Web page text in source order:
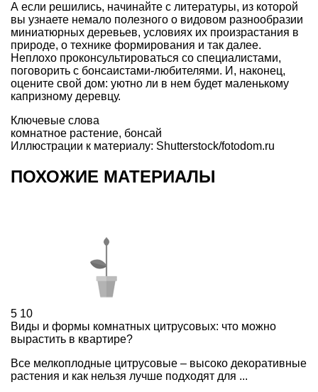
А если решились, начинайте с литературы, из которой
вы узнаете немало полезного о видовом разнообразии
миниатюрных деревьев, условиях их произрастания в
природе, о технике формирования и так далее.
Неплохо проконсультироваться со специалистами,
поговорить с бонсаистами-любителями. И, наконец,
оцените свой дом: уютно ли в нем будет маленькому
капризному деревцу.
Ключевые слова
комнатное растение, бонсай
Иллюстрации к материалу: Shutterstock/fotodom.ru
ПОХОЖИЕ МАТЕРИАЛЫ
5 10
Виды и формы комнатных цитрусовых: что можно
вырастить в квартире?
Все мелкоплодные цитрусовые – высоко декоративные
растения и как нельзя лучше подходят для ...